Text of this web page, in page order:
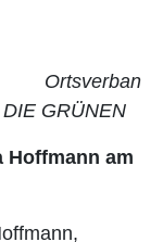
Ortsverban
GRÜNEN
Hoffmann am